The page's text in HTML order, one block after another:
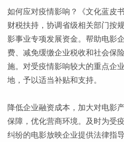
如何应对疫情影响？《文化蓝皮
财税扶持，协调省级相关部门按
影事业专项发展资金。帮助电影
费、减免缓缴企业税收和社会保
施。对受疫情影响较大的重点企
地，予以适当补贴和支持。
降低企业融资成本，加大对电影
保障，优化营商环境。及时为受
纠纷的电影放映企业提供法律指